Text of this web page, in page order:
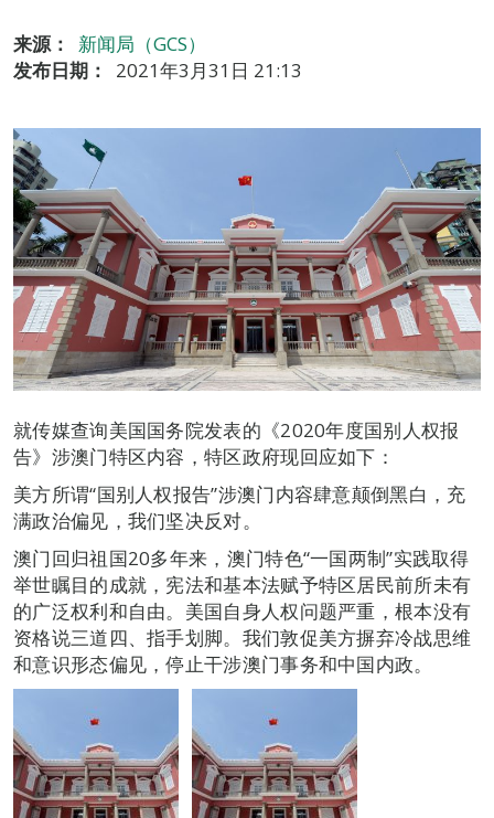
来源：
新闻局（GCS）
发布日期：
2021年3月31日 21:13
就传媒查询美国国务院发表的《2020年度国别人权报
告》涉澳门特区内容，特区政府现回应如下：
美方所谓“国别人权报告”涉澳门内容肆意颠倒黑白，充
满政治偏见，我们坚决反对。
澳门回归祖国20多年来，澳门特色“一国两制”实践取得
举世瞩目的成就，宪法和基本法赋予特区居民前所未有
的广泛权利和自由。美国自身人权问题严重，根本没有
资格说三道四、指手划脚。我们敦促美方摒弃冷战思维
和意识形态偏见，停止干涉澳门事务和中国内政。